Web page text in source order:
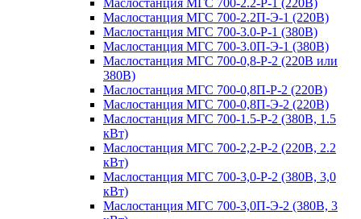
Маслостанция МГС 700-2.2-Р-1 (220В)
Маслостанция МГС 700-2.2П-Э-1 (220В)
Маслостанция МГС 700-3.0-Р-1 (380В)
Маслостанция МГС 700-3.0П-Э-1 (380В)
Маслостанция МГС 700-0,8-Р-2 (220В или
380В)
Маслостанция МГС 700-0,8П-Р-2 (220В)
Маслостанция МГС 700-0,8П-Э-2 (220В)
Маслостанция МГС 700-1.5-Р-2 (380В, 1.5
кВт)
Маслостанция МГС 700-2,2-Р-2 (220В, 2.2
кВт)
Маслостанция МГС 700-3,0-Р-2 (380В, 3,0
кВт)
Маслостанция МГС 700-3,0П-Э-2 (380В, 3